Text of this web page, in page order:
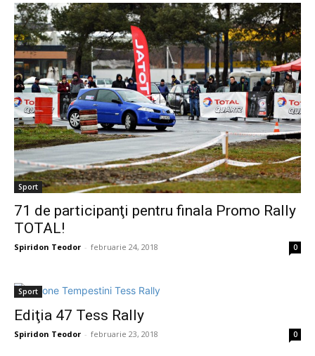
Sport
71 de participanţi pentru finala Promo Rally
TOTAL!
Spiridon Teodor - februarie 24, 2018 0
Sport
Ediţia 47 Tess Rally
Spiridon Teodor - februarie 23, 2018 0